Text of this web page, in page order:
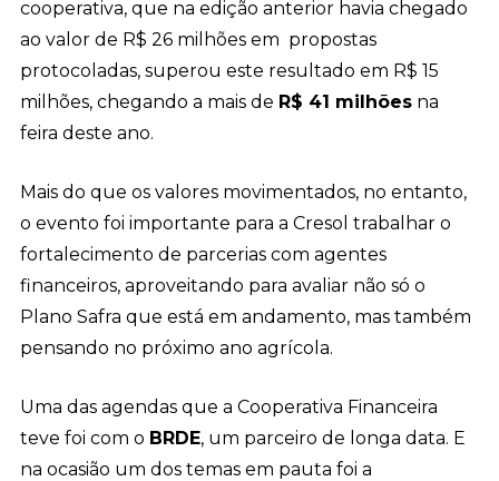
cooperativa, que na edição anterior havia chegado
ao valor de R$ 26 milhões em propostas
protocoladas, superou este resultado em R$ 15
milhões, chegando a mais de R$ 41 milhõesna
feira deste ano.
Mais do que os valores movimentados, no entanto,
o evento foi importante para a Cresol trabalhar o
fortalecimento de parcerias com agentes
financeiros, aproveitando para avaliar não só o
Plano Safra que está em andamento, mas também
pensando no próximo ano agrícola.
Uma das agendas que a Cooperativa Financeira
teve foi com o BRDE, um parceiro de longa data. E
na ocasião um dos temas em pauta foi a